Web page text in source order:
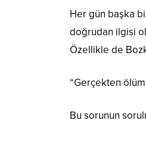
Her gün başka
doğrudan ilgisi
Özellikle de
“Gerçekten
Bu sorunun